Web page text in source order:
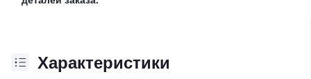
Характеристики